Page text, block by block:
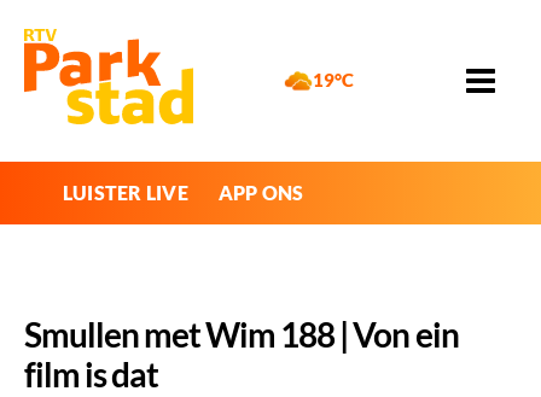
19°C
LUISTER LIVE APP ONS
Smullen met Wim 188 | Von ein
film is dat